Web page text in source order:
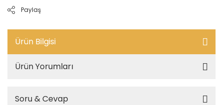
Paylaş
Ürün Bilgisi
Ürün Yorumları
Soru & Cevap